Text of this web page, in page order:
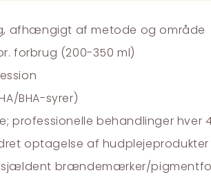
afhængigt af metode og område
forbrug (200-350 ml)
BHA-syrer)
professionelle behandlinger hver
optagelse af hudplejeprodukter
sjældent brændemærker/